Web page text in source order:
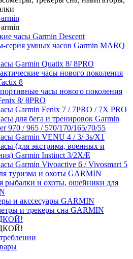
часы Garmin Descent
серия умных часов Garmin MARQ
Garmin Quatix 8/ 8PRO
часы нового поколения
8
часы нового поколения
8/ 8PRO
Garmin Fenix 7 / 7PRO / 7X PRO
для бега и тренировок Garmin
970 / 965 / 570/170/165/70/55
Garmin VENU 4 / 3/ 3s/X1
(для экстрима, военных и
Garmin Instinct 3/2X/E
Garmin Vivoactive 6 / Vivosmart 5
туризма и охоты GARMIN
рыбалки и охоты, ошейники для
и акссесуары GARMIN
и трекеры сна GARMIN